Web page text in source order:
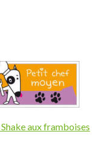
aux framboises